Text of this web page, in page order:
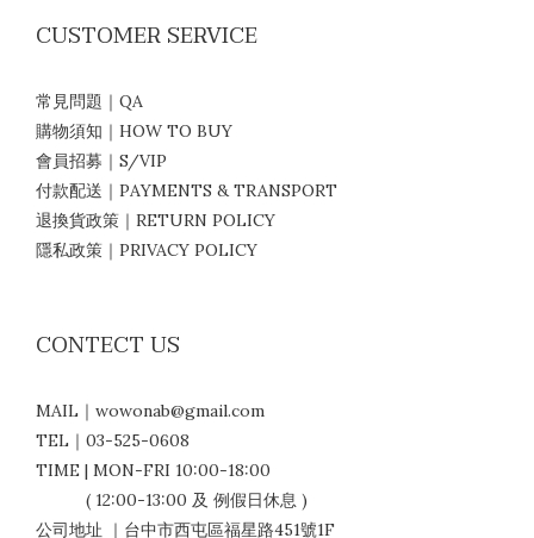
CUSTOMER SERVICE
常見問題｜QA
購物須知｜HOW TO BUY
會員招募｜S/VIP
付款配送｜PAYMENTS & TRANSPORT
退換貨政策｜RETURN POLICY
隱私政策｜PRIVACY POLICY
CONTECT US
MAIL｜wowonab@gmail.com
TEL｜03-525-0608
TIME | MON-FRI 10:00-18:00
( 12:00-13:00 及 例假日休息 )
公司地址 ｜台中市西屯區福星路451號1F